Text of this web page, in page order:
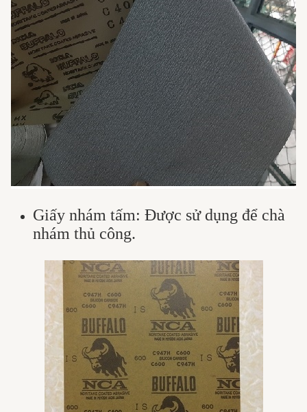
Giấy nhám tấm: Được sử dụng để chà
nhám thủ công.